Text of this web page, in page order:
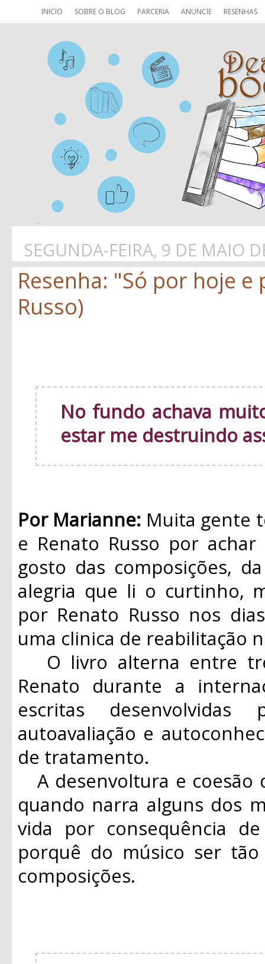
INICIO SOBRE O BLOG PARCERIA ANUNCIE RESENHAS
SEGUNDA-FEIRA, 9 DE MAIO
Resenha: "Só por hoje
Russo)
No fundo achava
estar me destruindo
Por Marianne: Muita gente
e Renato Russo por achar
gosto das composições,
alegria que li o curtinho,
por Renato Russo nos
uma clinica de reabilitação
O livro alterna entre
Renato durante a
escritas
autoavaliação e
de tratamento.
A desenvoltura e coesão
quando narra alguns dos
vida por consequência
porquê do músico ser
composições.